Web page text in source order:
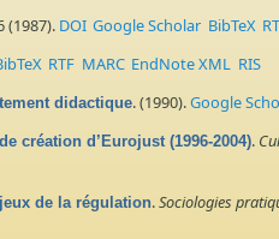
(1987). DOI Google Scholar BibTeX
RTF MARC EndNote XML RIS
didactique. (1990).Google
création d’Eurojust (1996-2004).
de la régulation.Sociologies